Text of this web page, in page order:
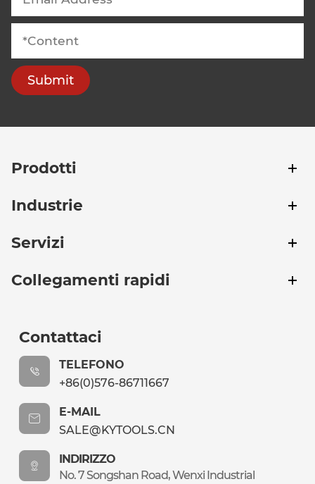
Submit
Prodotti
Industrie
Servizi
Collegamenti rapidi
Contattaci
TELEFONO
+86(0)576-86711667
E-MAIL
SALE@KYTOOLS.CN
INDIRIZZO
No. 7 Songshan Road, Wenxi Industrial